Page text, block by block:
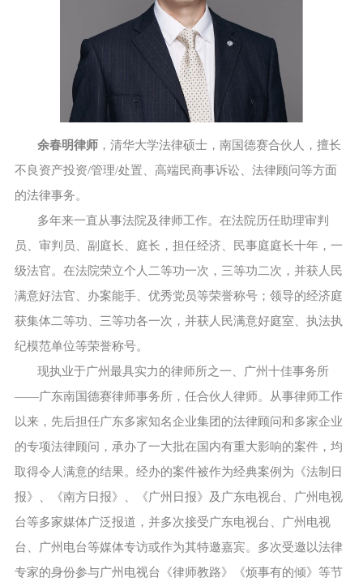
余春明律师 ，清华大学法律硕士，南国德赛合伙人，擅长
不良资产投资/管理/处置、高端民商事诉讼、法律顾问等方面
的法律事务。
多年来一直从事法院及律师工作。在法院历任助理审判
员、审判员、副庭长、庭长，担任经济、民事庭庭长十年，一
级法官。在法院荣立个人二等功一次，三等功二次，并获人民
满意好法官、办案能手、优秀党员等荣誉称号；领导的经济庭
获集体二等功、三等功各一次，并获人民满意好庭室、执法执
纪模范单位等荣誉称号。
现执业于广州最具实力的律师所之一、广州十佳事务所
——广东南国德赛律师事务所，任合伙人律师。从事律师工作
以来，先后担任广东多家知名企业集团的法律顾问和多家企业
的专项法律顾问，承办了一大批在国内有重大影响的案件，均
取得令人满意的结果。经办的案件被作为经典案例为《法制日
报》、《南方日报》、《广州日报》及广东电视台、广州电视
台等多家媒体广泛报道，并多次接受广东电视台、广州电视
台、广州电台等媒体专访或作为其特邀嘉宾。多次受邀以法律
专家的身份参与广州电视台《律师教路》《烦事有的倾》等节